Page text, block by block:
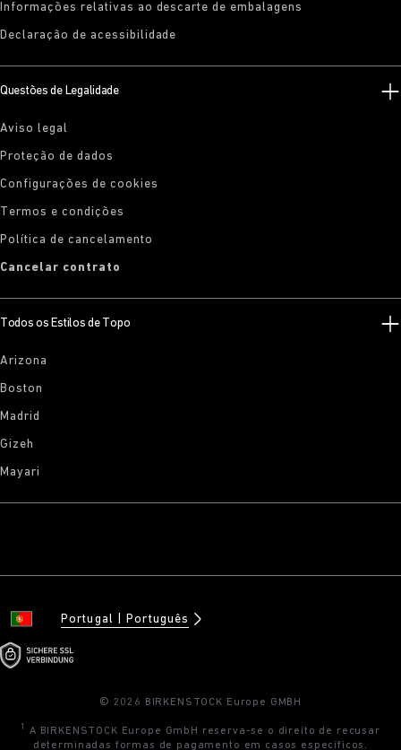
Informações relativas ao descarte de embalagens
Declaração de acessibilidade
Questões de Legalidade
Aviso legal
Proteção de dados
Configurações de cookies
Termos e condições
Política de cancelamento
Cancelar contrato
Todos os Estilos de Topo
Arizona
Boston
Madrid
Gizeh
Mayari
Portugal Português
© 2026 BIRKENSTOCK Europe GMBH
1
A BIRKENSTOCK Europe GmbH reserva-se o direito de recusar
determinadas formas de pagamento em casos específicos.